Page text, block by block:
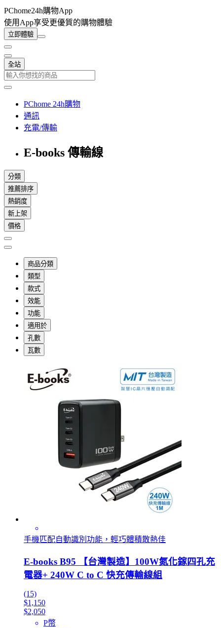
PChome24h購物App
使用App享受更優質的購物體驗
立即體驗
全站
PChome 24h購物
通訊
充電/傳輸
E-books 傳輸線
分類
推薦排序
熱銷度
新上架
價格
商品分類
類型
款式
效能
功能
適用於
孔數
瓦數
手機匹配自動識別功能，輕巧體積散熱佳
E-books B95 【台灣製造】100W氮化鎵四孔充
電器+ 240W C to C 快充傳輸線組
(15)
$1,150
$2,050
P幣